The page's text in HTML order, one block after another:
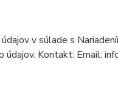
v súlade s
Kontakt: Email: